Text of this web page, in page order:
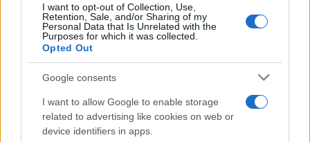
I want to opt-out of Collection, Use,
Retention, Sale, and/or Sharing of my
Personal Data that Is Unrelated with the
Purposes for which it was collected.
Opted Out
Google consents
I want to allow Google to enable storage
related to advertising like cookies on web or
device identifiers in apps.
έμφραγμα ή εγκεφαλικό όταν έπαιρναν στατίνη,
ακόμη κι αν αρχικά θεωρούνταν «χαμηλού
κινδύνου». Η σχετική μείωση του κινδύνου ήταν
της τάξης του 20%, ποσοστό που για την
προληπτική ιατρική θεωρείται ιδιαίτερα σημαντικό.
Φυσικά, κανένα φάρμακο δεν είναι χωρίς πιθανές